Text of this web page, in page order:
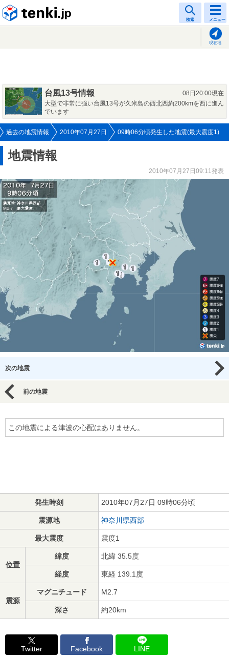
検索 メニュー
現在地
台風13号情報
08日20:00現在
大型で非常に強い台風13号が久米島の西北西約200kmを西に進ん
でいます
過去の地震情報 2010年07月27日 09時06分頃発生した地震(最大震度1)
地震情報
2010年07月27日09:11発表
次の地震
前の地震
この地震による津波の心配はありません。
発生時刻 2010年07月27日 09時06分頃
震源地 神奈川県西部
最大震度 震度1
位置
緯度 北緯 35.5度
経度 東経 139.1度
震源
マグニチュード M2.7
深さ 約20km
Twitter Facebook LINE